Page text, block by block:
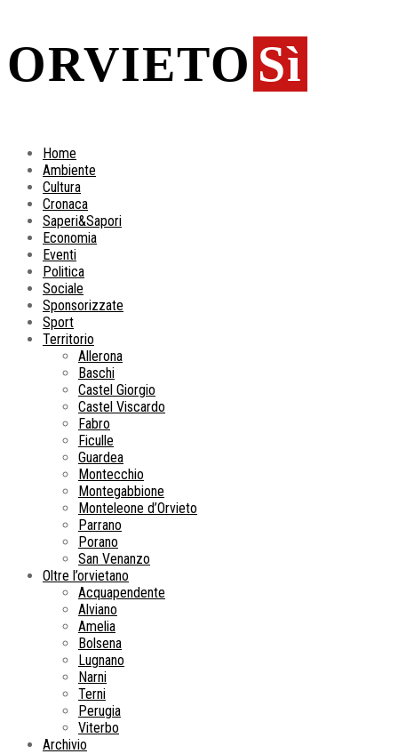
ORVIETO Sì
Home
Ambiente
Cultura
Cronaca
Saperi&Sapori
Economia
Eventi
Politica
Sociale
Sponsorizzate
Sport
Territorio
Allerona
Baschi
Castel Giorgio
Castel Viscardo
Fabro
Ficulle
Guardea
Montecchio
Montegabbione
Monteleone d’Orvieto
Parrano
Porano
San Venanzo
Oltre l’orvietano
Acquapendente
Alviano
Amelia
Bolsena
Lugnano
Narni
Terni
Perugia
Viterbo
Archivio